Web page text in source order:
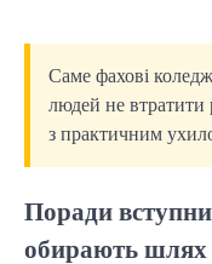
Саме фахові
людей не втратити
з практичним
Поради
обирають